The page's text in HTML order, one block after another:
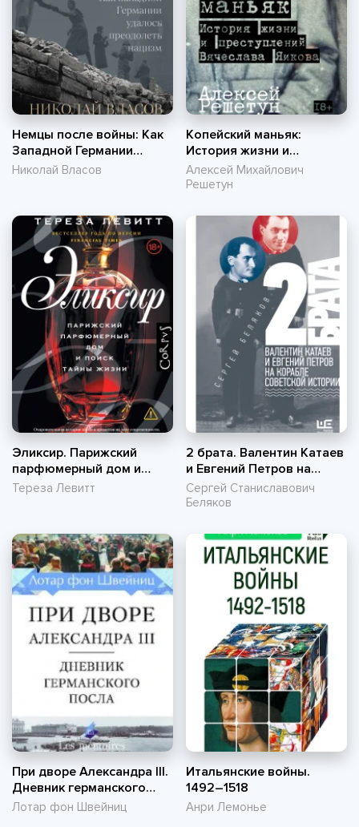
Немцы после войны: Как
Западной Германии
удалось преодолеть
Николай Власов
Копейский маньяк:
История жизни и
преступлений Вячеслава
Яикова
Алексей Михайлович
Решетун
Эликсир. Парижский
парфюмерный дом и
поиск тайны жизни
Тереза Левитт
2 брата. Валентин Катаев
и Евгений Петров на
корабле советской
истории
Сергей Станиславович
Беляков
При дворе Александра III.
Дневник германского
посла (pdf)
Лотар фон Швейниц
Итальянские войны.
1492–1518
Анри Лемонье